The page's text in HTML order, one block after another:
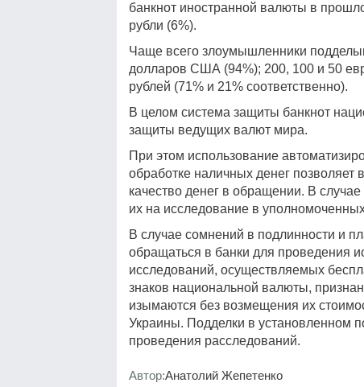
банкнот иностранной валюты в
рубли (6%).
Чаще всего злоумышленники
долларов США (94%); 200, 100 и 50
рублей (71% и 21% соответственно).
В целом система защиты банкнот
защиты ведущих валют мира.
При этом использование
обработке наличных денег
качество денег в обращении. В
их на исследование в
В случае сомнений в подлинности и
обращаться в банки для проведения
исследований, осуществляемых
знаков национальной валюты,
изымаются без возмещения их
Украины. Подделки в установленном
проведения расследований.
Автор:Анатолий Жепетенко